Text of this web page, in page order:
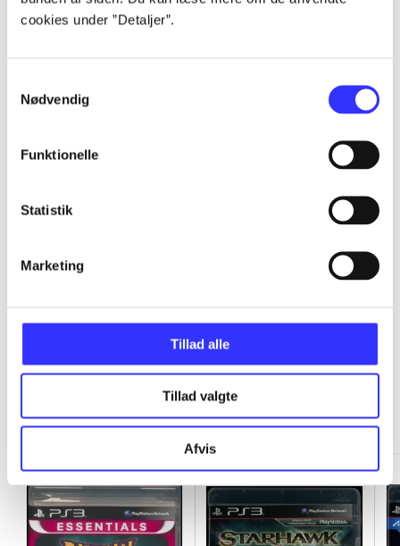
cookies under ”Detaljer”.
Nødvendig
Funktionelle
Statistik
Marketing
Tillad alle
Tillad valgte
Afvis
...
...
...
...
Minder om